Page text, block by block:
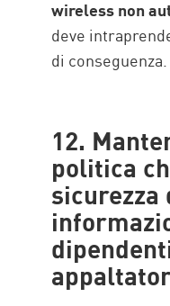
wireless non
deve
di conseguenza.
12.
politica
sicurezza